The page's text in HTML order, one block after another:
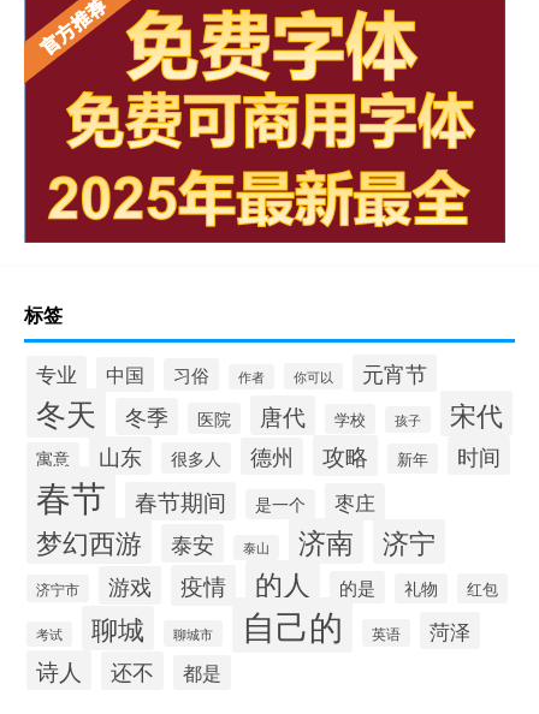
标签
专业 中国 习俗 作者 你可以 元宵节
冬天 冬季 医院 唐代 学校 孩子 宋代
寓意 山东 很多人 德州 攻略 新年 时间
春节 春节期间 是一个 枣庄
梦幻西游 泰安 泰山 济南 济宁
济宁市 游戏 疫情 的人 的是 礼物 红包
考试 聊城 聊城市 自己的 英语 菏泽
诗人 还不 都是